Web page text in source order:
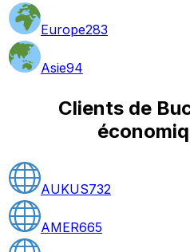
Europe283
Asie94
Clients de
AUKUS732
AMER665